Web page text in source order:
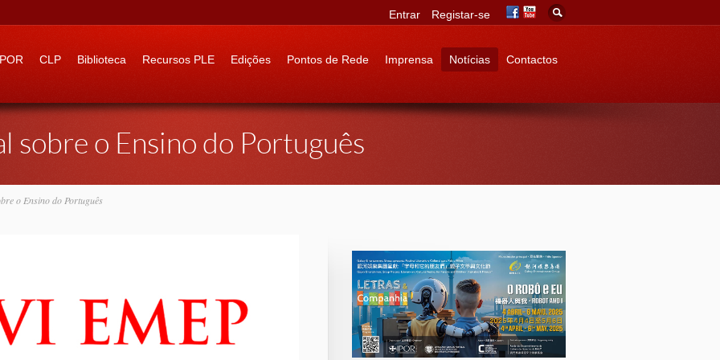
to: CLP Biblioteca Recursos PLE Edições Pontos de Rede Imprensa Notícias Contactos
Entrar Registar-se
sobre o Ensino do Português
o Ensino do Português